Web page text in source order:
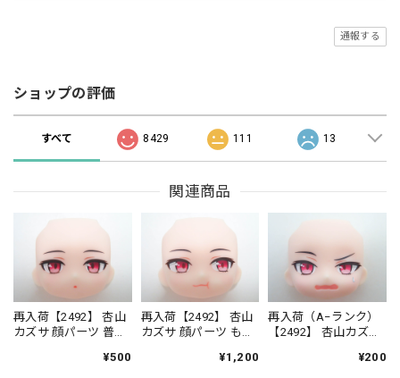
通報する
ショップの評価
すべて 8429 111 13
関連商品
再入荷【2492】 杏山
カズサ 顔パーツ 普
¥500
再入荷【2492】 杏山
カズサ 顔パーツ もぐ
¥1,200
再入荷（A−ランク）
【2492】 杏山カズサ
¥200